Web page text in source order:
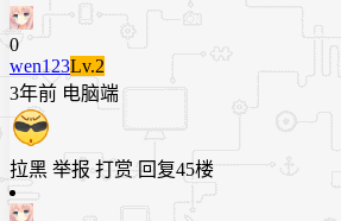
0
wen123Lv.2
3年前 电脑端
拉黑 举报 打赏 回复45楼